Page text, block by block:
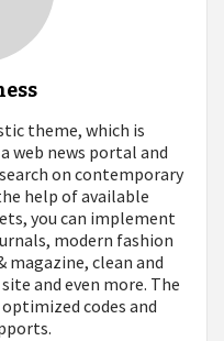
theme, which is
web news portal and
on contemporary
help of available
you can implement
modern fashion
clean and
and even more. The
codes and